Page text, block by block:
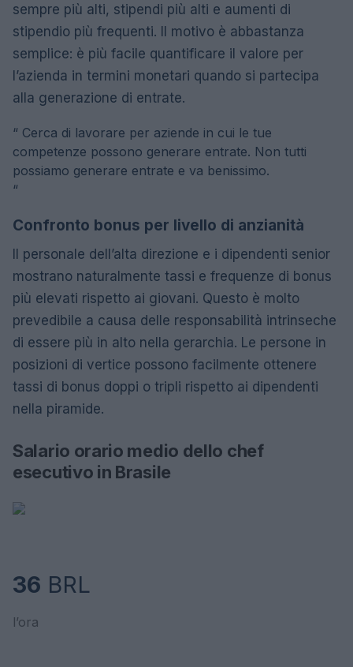
sempre più alti, stipendi più alti e aumenti di
stipendio più frequenti. Il motivo è abbastanza
semplice: è più facile quantificare il valore per
l’azienda in termini monetari quando si partecipa
alla generazione di entrate.
“ Cerca di lavorare per aziende in cui le tue
competenze possono generare entrate. Non tutti
possiamo generare entrate e va benissimo.
“
Confronto bonus per livello di anzianità
Il personale dell’alta direzione e i dipendenti senior
mostrano naturalmente tassi e frequenze di bonus
più elevati rispetto ai giovani. Questo è molto
prevedibile a causa delle responsabilità intrinseche
di essere più in alto nella gerarchia. Le persone in
posizioni di vertice possono facilmente ottenere
tassi di bonus doppi o tripli rispetto ai dipendenti
nella piramide.
Salario orario medio dello chef
esecutivo in Brasile
36 BRL
l’ora